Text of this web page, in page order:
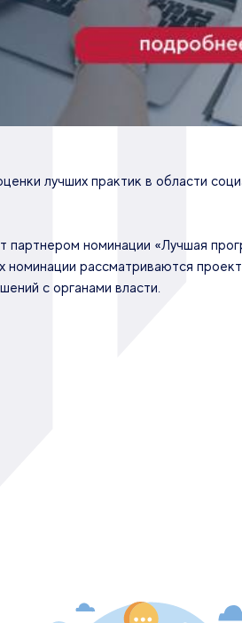
лучших практик в области
партнером номинации «Лучшая
номинации рассматриваются
с органами власти.